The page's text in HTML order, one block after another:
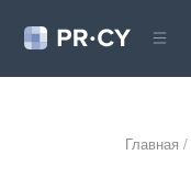
Главная /